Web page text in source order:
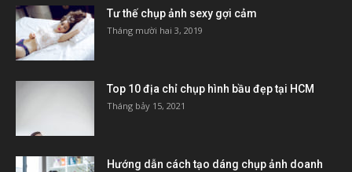
Tư thế chụp ảnh sexy gợi cảm
Tháng mười hai 3, 2019
Top 10 địa chỉ chụp hình bầu đẹp tại HCM
Tháng bảy 15, 2021
Hướng dẫn cách tạo dáng chụp ảnh doanh